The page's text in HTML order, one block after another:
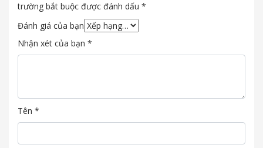
trường bắt buộc được đánh dấu *
Đánh giá của bạn
Nhận xét của bạn *
Tên *